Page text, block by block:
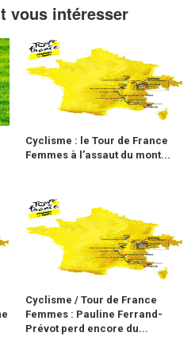
vous intéresser
Cyclisme : le Tour de France
Femmes à l’assaut du mont...
Cyclisme / Tour de France
Femmes : Pauline Ferrand-
Prévot perd encore du...